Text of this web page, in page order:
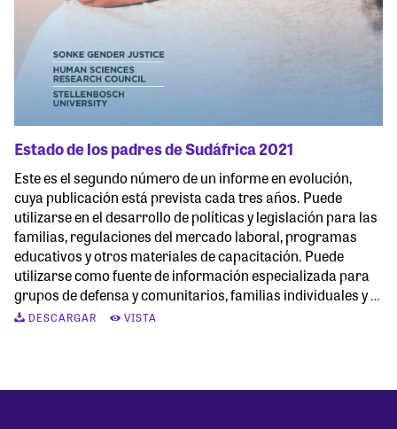
Estado de los padres de Sudáfrica 2021
Este es el segundo número de un informe en evolución,
cuya publicación está prevista cada tres años. Puede
utilizarse en el desarrollo de políticas y legislación para las
familias, regulaciones del mercado laboral, programas
educativos y otros materiales de capacitación. Puede
utilizarse como fuente de información especializada para
grupos de defensa y comunitarios, familias individuales y…
DESCARGAR VISTA